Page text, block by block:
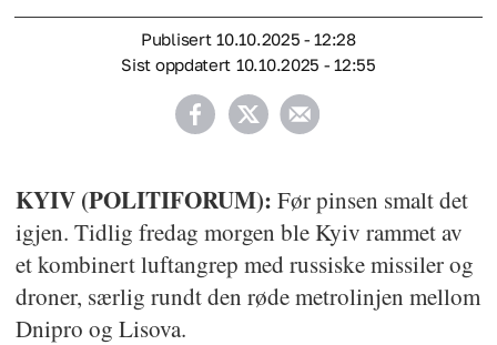
Publisert
10.10.2025 - 12:28
Sist oppdatert
10.10.2025 - 12:55
KYIV (POLITIFORUM): Før pinsen smalt det
igjen. Tidlig fredag morgen ble Kyiv rammet av
et kombinert luftangrep med russiske missiler og
droner, særlig rundt den røde metrolinjen mellom
Dnipro og Lisova.